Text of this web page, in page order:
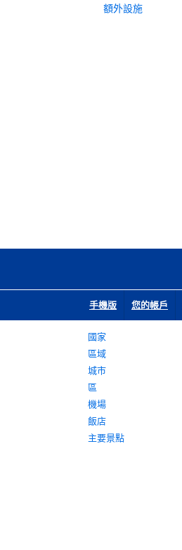
額外設施
手機版 您的帳戶
國家
區域
城市
區
機場
飯店
主要景點